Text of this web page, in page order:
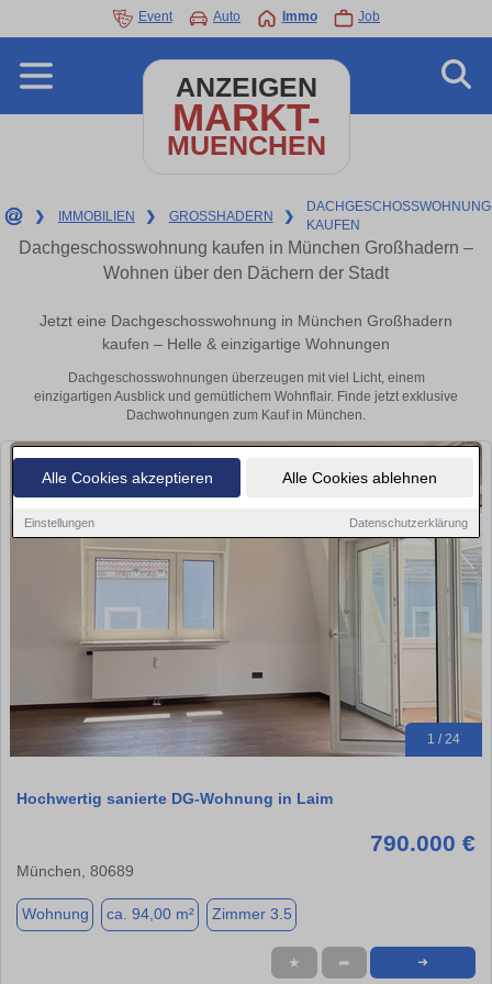
Alle Cookies akzeptieren Alle Cookies ablehnen
Einstellungen Datenschutzerklärung
Event Auto Immo Job
ANZEIGEN
MARKT-
MUENCHEN
❯ IMMOBILIEN ❯ GROSSHADERN ❯
KAUFEN
Dachgeschosswohnung kaufen in München Großhadern –
Wohnen über den Dächern der Stadt
Jetzt eine Dachgeschosswohnung in München Großhadern
kaufen – Helle & einzigartige Wohnungen
Dachgeschosswohnungen überzeugen mit viel Licht, einem
einzigartigen Ausblick und gemütlichem Wohnflair. Finde jetzt exklusive
Dachwohnungen zum Kauf in München.
1 / 24
Hochwertig sanierte DG-Wohnung in Laim
790.000 €
München, 80689
Wohnung ca. 94,00 m² Zimmer 3.5
★ ➦ ➜